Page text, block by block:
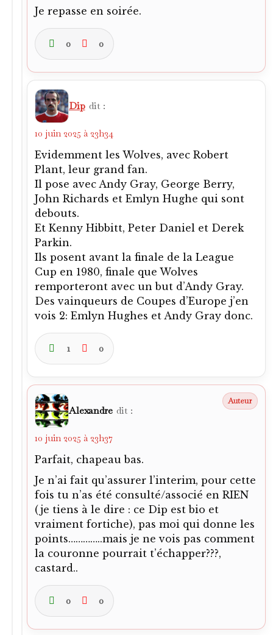
Je repasse en soirée.
0 0
Dip dit :
10 juin 2025 à 23h34
Evidemment les Wolves, avec Robert
Plant, leur grand fan.
Il pose avec Andy Gray, George Berry,
John Richards et Emlyn Hughe qui sont
debouts.
Et Kenny Hibbitt, Peter Daniel et Derek
Parkin.
Ils posent avant la finale de la League
Cup en 1980, finale que Wolves
remporteront avec un but d’Andy Gray.
Des vainqueurs de Coupes d’Europe j’en
vois 2: Emlyn Hughes et Andy Gray donc.
1 0
Alexandre dit :
10 juin 2025 à 23h37
Parfait, chapeau bas.
Je n’ai fait qu’assurer l’interim, pour cette
fois tu n’as été consulté/associé en RIEN
(je tiens à le dire : ce Dip est bio et
vraiment fortiche), pas moi qui donne les
points…………..mais je ne vois pas comment
la couronne pourrait t’échapper???,
castard..
0 0